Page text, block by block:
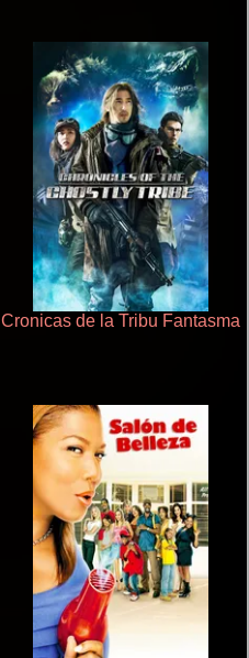
Cronicas de la Tribu Fantasma